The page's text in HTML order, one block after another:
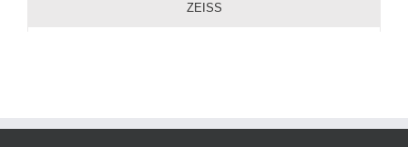
ZEISS